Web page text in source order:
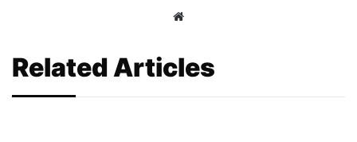
Website
Related Articles